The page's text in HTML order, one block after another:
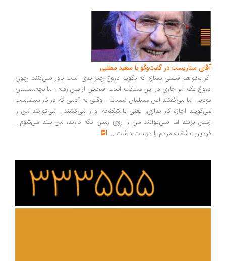
سناریست در گفت‌وگو با سعید مطلبی
بخواهم فیلمی بسازم که بگویم دروغ چیز بدی است باور نمی‌کنند، چون
یک امر جاری در این مملکت است. قبحش از بین رفته... ما بچه‌مسلمان
اما می‌گفتند این مسلمان نیست... وقتی به آدمی که در کار سینماست
اجازه کار نداری، یعنی با شکنجه او را می‌کشند... می‌توانند من را
بزنند اما نمی‌توانند من را روی زمین نگه دارند، من بلند می‌شوم...
عاشقانه مردم را دوست داشت ...